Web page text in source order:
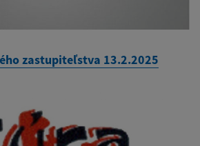
zastupiteľstva 13.2.2025